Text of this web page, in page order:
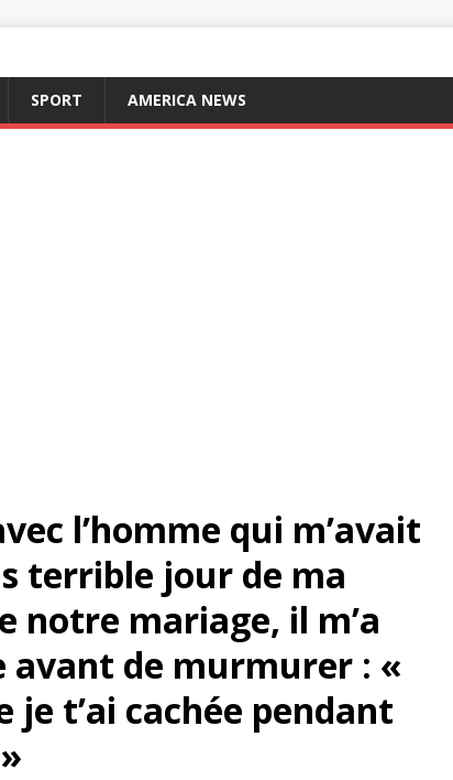
SPORT AMERICA NEWS
l’homme qui m’avait
terrible jour de ma
notre mariage, il m’a
avant de murmurer : «
je t’ai cachée pendant